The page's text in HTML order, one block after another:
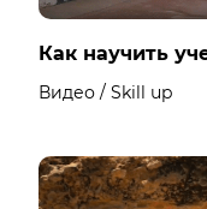
Как научить
Видео / Skill up